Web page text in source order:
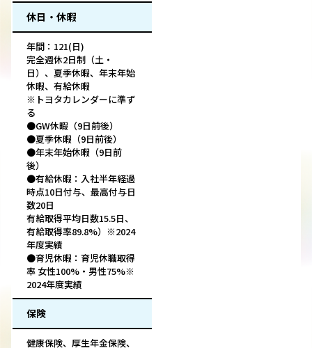
休日・休暇
年間：121(日)
完全週休2日制（土・
日）、夏季休暇、年末年始
休暇、有給休暇
※トヨタカレンダーに準ず
る
●GW休暇（9日前後）
●夏季休暇（9日前後）
●年末年始休暇（9日前
後）
●有給休暇：入社半年経過
時点10日付与、最高付与日
数20日
有給取得平均日数15.5日、
有給取得率89.8%）※2024
年度実績
●育児休暇：育児休職取得
率 女性100%・男性75%※
2024年度実績
保険
健康保険、厚生年金保険、